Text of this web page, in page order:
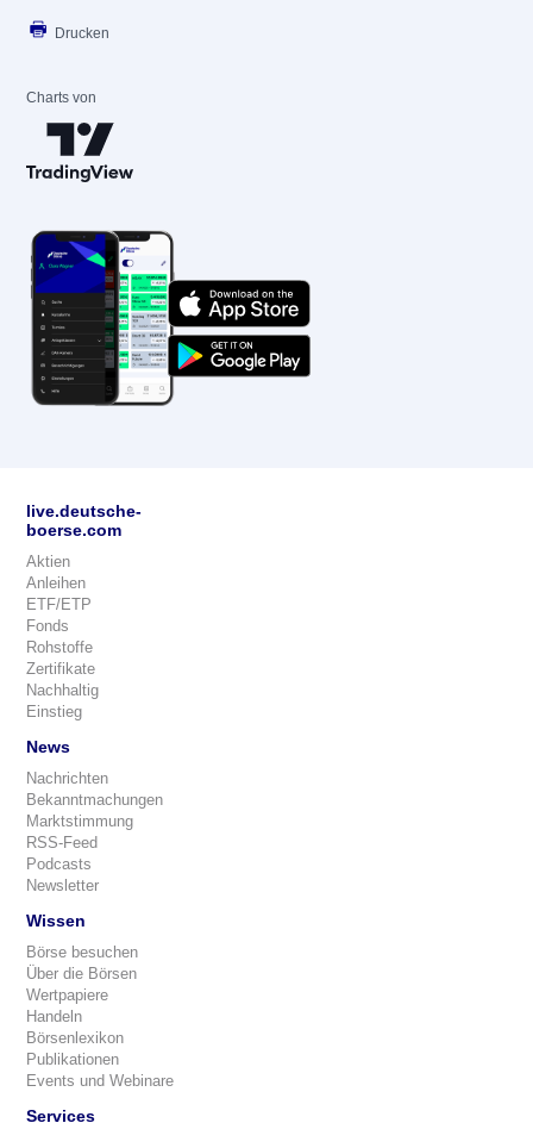
Drucken
Charts von
live.deutsche-
boerse.com
Aktien
Anleihen
ETF/ETP
Fonds
Rohstoffe
Zertifikate
Nachhaltig
Einstieg
News
Nachrichten
Bekanntmachungen
Marktstimmung
RSS-Feed
Podcasts
Newsletter
Wissen
Börse besuchen
Über die Börsen
Wertpapiere
Handeln
Börsenlexikon
Publikationen
Events und Webinare
Services